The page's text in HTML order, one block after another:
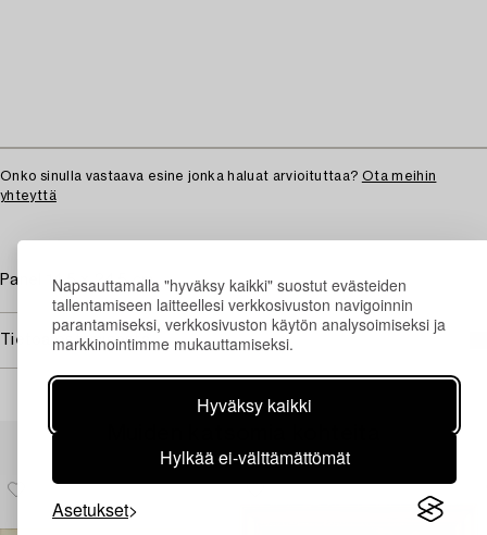
Napsauttamalla "hyväksy kaikki" suostut evästeiden
tallentamiseen laitteellesi verkkosivuston navigoinnin
parantamiseksi, verkkosivuston käytön analysoimiseksi ja
markkinointimme mukauttamiseksi.
Hyväksy kaikki
Hylkää ei-välttämättömät
Asetukset
Onko sinulla vastaava esine jonka haluat arvioituttaa? Ota meihin
yhteyttä
Panel 14.5 x 24.5 cm.
Tietoa ostamisesta